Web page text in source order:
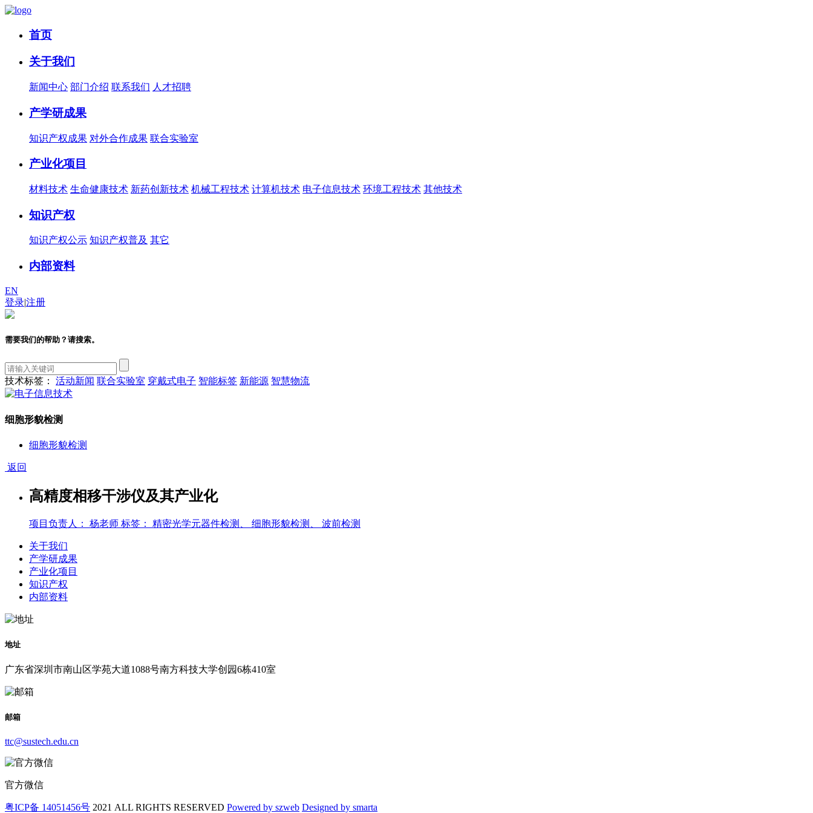
首页
关于我们
新闻中心 部门介绍 联系我们 人才招聘
产学研成果
知识产权成果 对外合作成果 联合实验室
产业化项目
材料技术 生命健康技术 新药创新技术 机械工程技术 计算机技术 电子信息技术 环境工程技术 其他技术
知识产权
知识产权公示 知识产权普及 其它
内部资料
EN
登录|注册
需要我们的帮助？请搜索。
技术标签： 活动新闻 联合实验室 穿戴式电子 智能标签 新能源 智慧物流
细胞形貌检测
细胞形貌检测
返回
高精度相移干涉仪及其产业化
项目负责人： 杨老师 标签： 精密光学元器件检测、 细胞形貌检测、 波前检测
关于我们
产学研成果
产业化项目
知识产权
内部资料
地址
广东省深圳市南山区学苑大道1088号南方科技大学创园6栋410室
邮箱
ttc@sustech.edu.cn
官方微信
粤ICP备 14051456号 2021 ALL RIGHTS RESERVED Powered by szweb Designed by smarta